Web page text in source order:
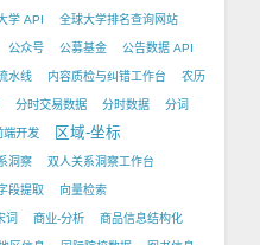
学 API 全球大学排名查询网站
公众号 公募基金 公告数据 API
水线 内容质检与纠错工作台 农历
分时交易数据 分时数据 分词
端开发 区域-坐标
洞察 双人关系洞察工作台
段提取 向量检索
词 商业-分析 商品信息结构化